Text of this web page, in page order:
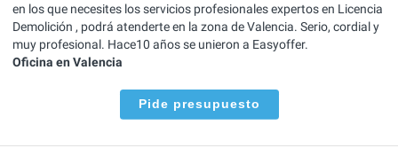
en los que necesites los servicios profesionales expertos en Licencia
Demolición , podrá atenderte en la zona de Valencia. Serio, cordial y
muy profesional. Hace10 años se unieron a Easyoffer.
Oficina en Valencia
Pide presupuesto